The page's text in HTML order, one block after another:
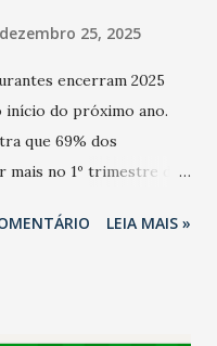
dezembro 25, 2025
encerram 2025
início do próximo ano.
que 69% dos
mais no 1º trimestre de
56% tambémLEIA MAIS »